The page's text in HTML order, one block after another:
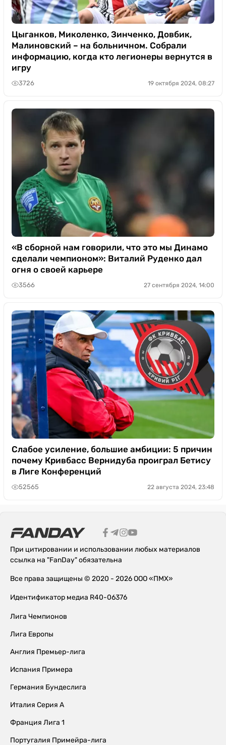
Цыганков, Миколенко, Зинченко, Довбик,
Малиновский – на больничном. Собрали
информацию, когда кто легионеры вернутся в
игру
3726 19 октября 2024, 08:27
«В сборной нам говорили, что это мы Динамо
сделали чемпионом»: Виталий Руденко дал
огня о своей карьере
3566 27 сентября 2024, 14:00
Слабое усиление, большие амбиции: 5 причин
почему Кривбасс Вернидуба проиграл Бетису
в Лиге Конференций
52565 22 августа 2024, 23:48
При цитировании и использовании любых материалов
ссылка на "FanDay" обязательна
Все права защищены © 2020 - 2026 ООО «ПМХ»
Идентификатор медиа R40-06376
Лига Чемпионов
Лига Европы
Англия Премьер-лига
Испания Примера
Германия Бундеслига
Италия Серия А
Франция Лига 1
Португалия Примейра-лига